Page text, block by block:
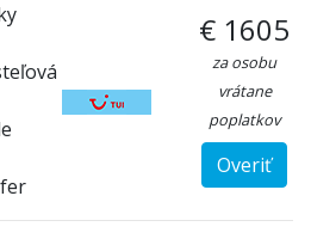
€ 1605
za osobu
vrátane
poplatkov
Overiť